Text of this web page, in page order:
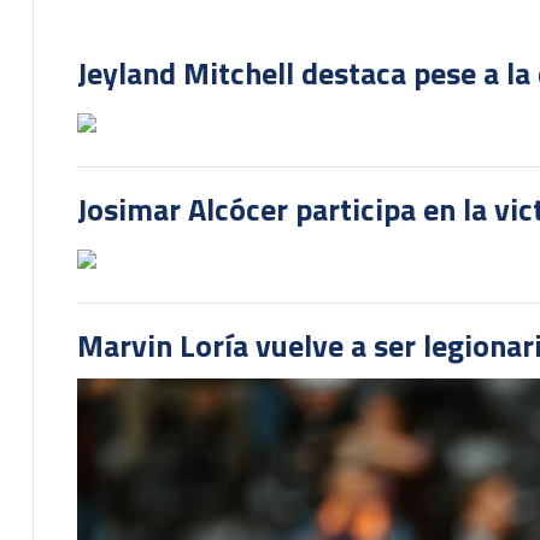
Jeyland Mitchell destaca pese a
Josimar Alcócer participa en la
Marvin Loría vuelve a ser